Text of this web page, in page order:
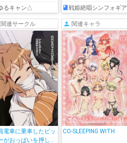
るキャン△ 戦姫絶唱シンフォギア
関連サークル
電車に乗車したビッ
がおっぱいを押し当
関連キャラ
CO-SLEEPING WITH